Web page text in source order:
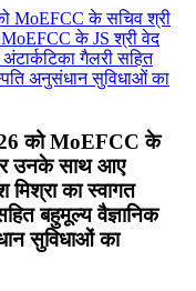
को MoEFCC के
उनके साथ आए
का स्वागत
बहुमूल्य वैज्ञानिक
सुविधाओं का